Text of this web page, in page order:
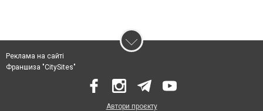
Реклама на сайті
Франшиза "CitySites"
Автори проєкту